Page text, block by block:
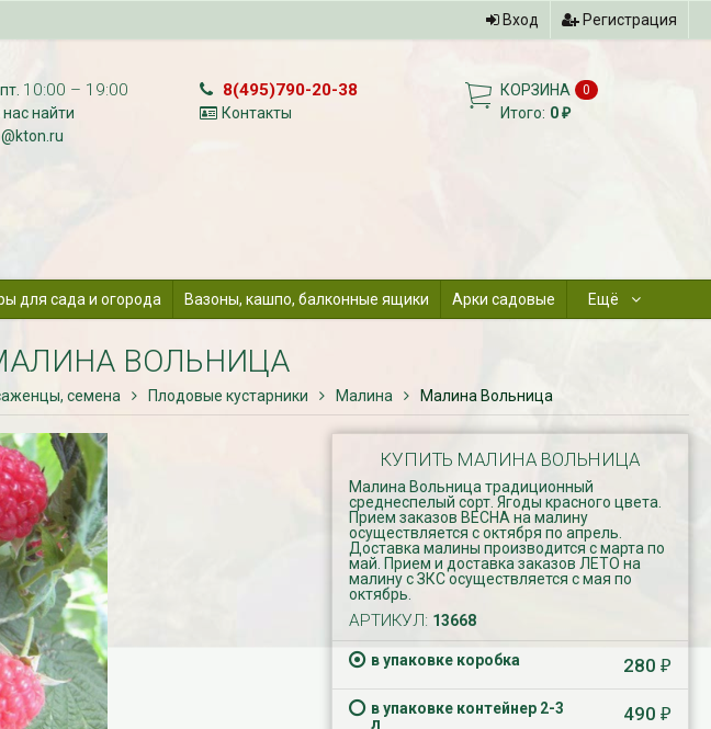
Вход Регистрация
10:00 – 19:00
нас найти
8(495)790-20-38
Контакты
КОРЗИНА 0
Итого: 0₽
для сада и огорода Вазоны, кашпо, балконные ящики Арки садовые Ещё
ВОЛЬНИЦА
семена Плодовые кустарники Малина Малина Вольница
КУПИТЬ МАЛИНА ВОЛЬНИЦА
Малина Вольница традиционный
среднеспелый сорт. Ягоды красного цвета.
Прием заказов ВЕСНА на малину
осуществляется с октября по апрель.
Доставка малины производится с марта по
май. Прием и доставка заказов ЛЕТО на
малину с ЗКС осуществляется с мая по
октябрь.
АРТИКУЛ: 13668
в упаковке коробка 280 ₽
в упаковке контейнер 2-3
л
490 ₽